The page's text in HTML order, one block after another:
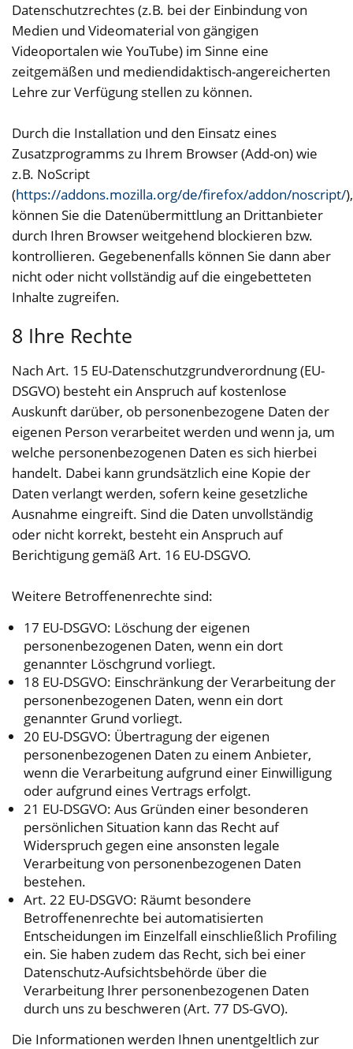
Datenschutzrechtes (z.B. bei der Einbindung von
Medien und Videomaterial von gängigen
Videoportalen wie YouTube) im Sinne eine
zeitgemäßen und mediendidaktisch-angereicherten
Lehre zur Verfügung stellen zu können.
Durch die Installation und den Einsatz eines
Zusatzprogramms zu Ihrem Browser (Add-on) wie
z.B. NoScript
(https://addons.mozilla.org/de/firefox/addon/noscript/),
können Sie die Datenübermittlung an Drittanbieter
durch Ihren Browser weitgehend blockieren bzw.
kontrollieren. Gegebenenfalls können Sie dann aber
nicht oder nicht vollständig auf die eingebetteten
Inhalte zugreifen.
8 Ihre Rechte
Nach Art. 15 EU-Datenschutzgrundverordnung (EU-
DSGVO) besteht ein Anspruch auf kostenlose
Auskunft darüber, ob personenbezogene Daten der
eigenen Person verarbeitet werden und wenn ja, um
welche personenbezogenen Daten es sich hierbei
handelt. Dabei kann grundsätzlich eine Kopie der
Daten verlangt werden, sofern keine gesetzliche
Ausnahme eingreift. Sind die Daten unvollständig
oder nicht korrekt, besteht ein Anspruch auf
Berichtigung gemäß Art. 16 EU-DSGVO.
Weitere Betroffenenrechte sind:
17 EU-DSGVO: Löschung der eigenen
personenbezogenen Daten, wenn ein dort
genannter Löschgrund vorliegt.
18 EU-DSGVO: Einschränkung der Verarbeitung der
personenbezogenen Daten, wenn ein dort
genannter Grund vorliegt.
20 EU-DSGVO: Übertragung der eigenen
personenbezogenen Daten zu einem Anbieter,
wenn die Verarbeitung aufgrund einer Einwilligung
oder aufgrund eines Vertrags erfolgt.
21 EU-DSGVO: Aus Gründen einer besonderen
persönlichen Situation kann das Recht auf
Widerspruch gegen eine ansonsten legale
Verarbeitung von personenbezogenen Daten
bestehen.
Art. 22 EU-DSGVO: Räumt besondere
Betroffenenrechte bei automatisierten
Entscheidungen im Einzelfall einschließlich Profiling
ein. Sie haben zudem das Recht, sich bei einer
Datenschutz-Aufsichtsbehörde über die
Verarbeitung Ihrer personenbezogenen Daten
durch uns zu beschweren (Art. 77 DS-GVO).
Die Informationen werden Ihnen unentgeltlich zur